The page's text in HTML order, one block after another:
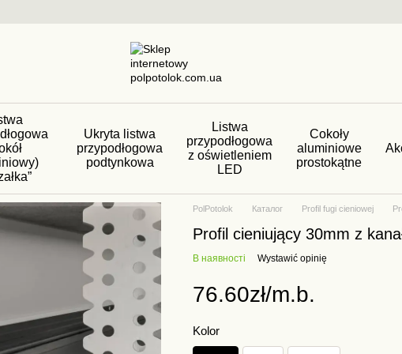
Ukryta listwa
przypodłogowa
podtynkowa
Listwa
przypodłogowa
z oświetleniem
LED
Cokoły
aluminiowe
prostokątne
PolPotolok Каталог Profil fugi cieniowej
Profil cieniujący 30mm z
В наявності Wystawić opinię
76.60zł/m.b.
Kolor